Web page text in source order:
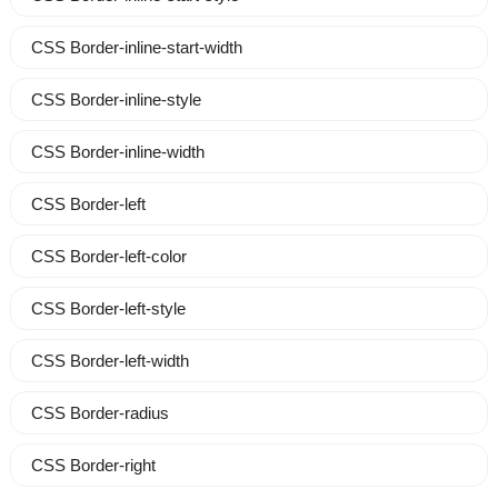
CSS Border-inline-start-width
CSS Border-inline-style
CSS Border-inline-width
CSS Border-left
CSS Border-left-color
CSS Border-left-style
CSS Border-left-width
CSS Border-radius
CSS Border-right